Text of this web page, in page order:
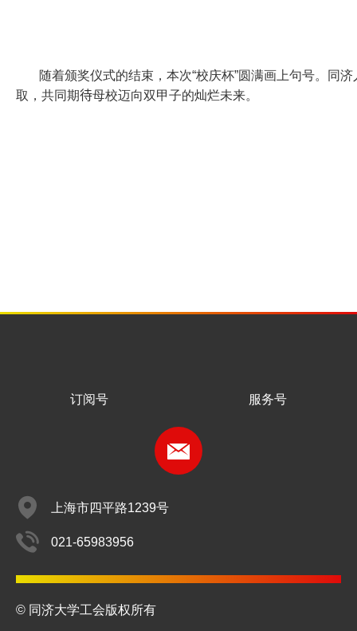
随着颁奖仪式的结束，本次“校庆杯”圆满画上句号。同
取，共同期待母校迈向双甲子的灿烂未来。
上海市四平路1239号
021-65983956
© 同济大学工会版权所有
订阅号 服务号